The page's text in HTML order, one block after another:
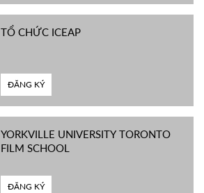
TỔ CHỨC ICEAP
ĐĂNG KÝ
YORKVILLE UNIVERSITY TORONTO
FILM SCHOOL
ĐĂNG KÝ